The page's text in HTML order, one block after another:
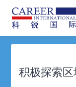
积极探索区